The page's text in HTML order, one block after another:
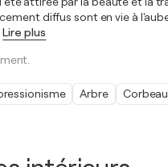
diffus sont en vie à
Lire plus
Arbre Corbeau